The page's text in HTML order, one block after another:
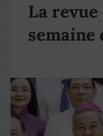
La revue
semaine